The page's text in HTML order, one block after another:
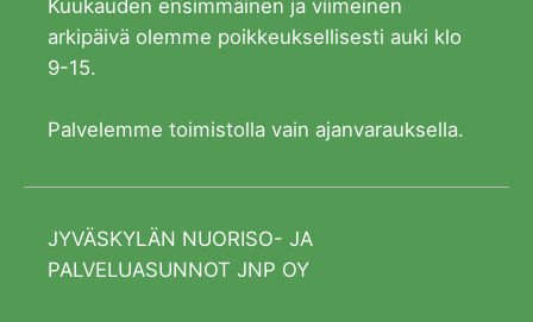
Kuukauden ensimmäinen ja viimeinen
arkipäivä olemme poikkeuksellisesti auki klo
9-15.
Palvelemme toimistolla vain ajanvarauksella.
JYVÄSKYLÄN NUORISO- JA
PALVELUASUNNOT JNP OY